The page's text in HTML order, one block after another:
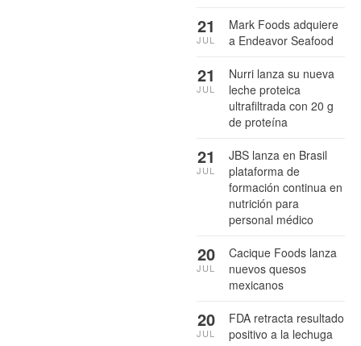
Mark Foods adquiere
a Endeavor Seafood
21
JUL
Nurri lanza su nueva
leche proteica
ultrafiltrada con 20 g
de proteína
21
JUL
JBS lanza en Brasil
plataforma de
formación continua en
nutrición para
personal médico
21
JUL
Cacique Foods lanza
nuevos quesos
mexicanos
20
JUL
FDA retracta resultado
positivo a la lechuga
20
JUL